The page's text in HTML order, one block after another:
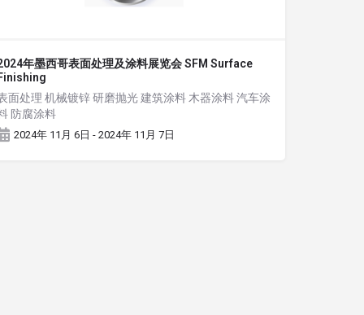
年墨西哥表面处理及涂料展览会 SFM Surface
面处理 机械镀锌 研磨抛光 建筑涂料 木器涂料 汽车涂
防腐涂料
2024年 11月 6日 - 2024年 11月 7日